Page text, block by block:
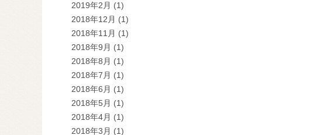
2019年2月 (1)
2018年12月 (1)
2018年11月 (1)
2018年9月 (1)
2018年8月 (1)
2018年7月 (1)
2018年6月 (1)
2018年5月 (1)
2018年4月 (1)
2018年3月 (1)